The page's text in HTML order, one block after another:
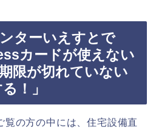
ターいえすとで
カードが使えない
限が切れていない
！」
覧の方の中には、住宅設備直